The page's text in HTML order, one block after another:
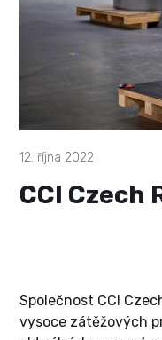
12. října 2022
CCI
Společnost CCI
vysoce zátěžových